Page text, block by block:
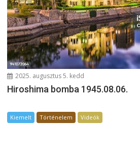
2025. augusztus 5. kedd
Hiroshima bomba 1945.08.06.
Kiemelt Történelem Videók